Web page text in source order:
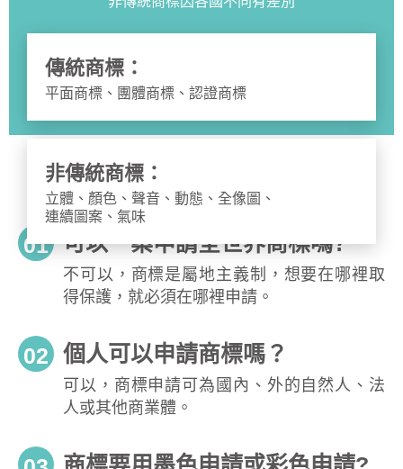
01 可以一案申請全世界商標嗎?
不可以，商標是屬地主義制，想要在哪裡取
得保護，就必須在哪裡申請。
02 個人可以申請商標嗎？
可以，商標申請可為國內、外的自然人、法
人或其他商業體。
傳統商標：
平面商標、團體商標、認證商標
非傳統商標：
立體、顏色、聲音、動態、全像圖、
連續圖案、氣味